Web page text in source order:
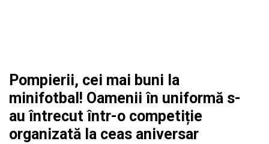
Pompierii, cei mai buni la
minifotbal! Oamenii în uniformă s-
au întrecut într-o competiție
organizată la ceas aniversar